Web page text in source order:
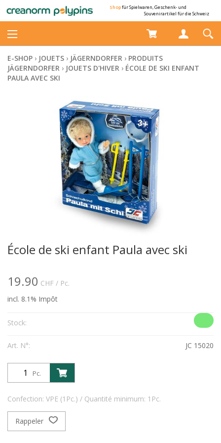
Shopfür Spielwaren, Geschenk- und
Souvenirartikel für die Schweiz
E-SHOP › JOUETS › JÄGERNDORFER › PRODUITS
JÄGERNDORFER › JOUETS D'HIVER › ÉCOLE DE SKI ENFANT
PAULA AVEC SKI
École de ski enfant Paula avec ski
19.90 CHF / Pc.
incl. 8.1% Impôt
Stock:
Art. N°: JC 15020
Pc.
Confection: VPE (1Pc.) / Quantité minimum: 1Pc.
Rappeler